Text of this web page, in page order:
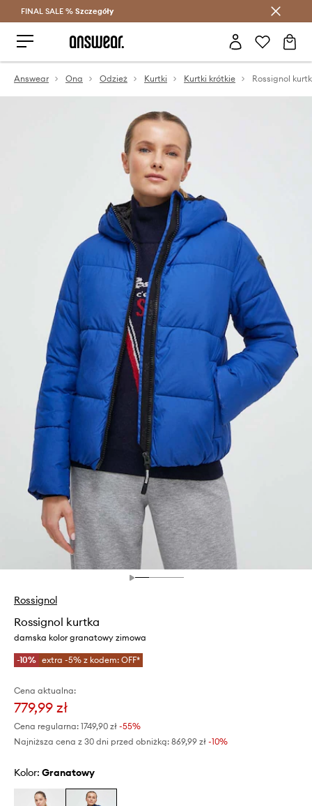
Oszczędzaj z Answear Club >
FINAL SALE % Szczegóły
Answear Ona Odzież Kurtki Kurtki krótkie Rossignol
Rossignol
Rossignol kurtka
damska kolor granatowy zimowa
-10% extra -5% z kodem: OFF*
Cena aktualna:
779,99 zł
Cena regularna: 1749,90 zł -55%
Najniższa cena z 30 dni przed obniżką: 869,99 zł -10%
Kolor: granatowy